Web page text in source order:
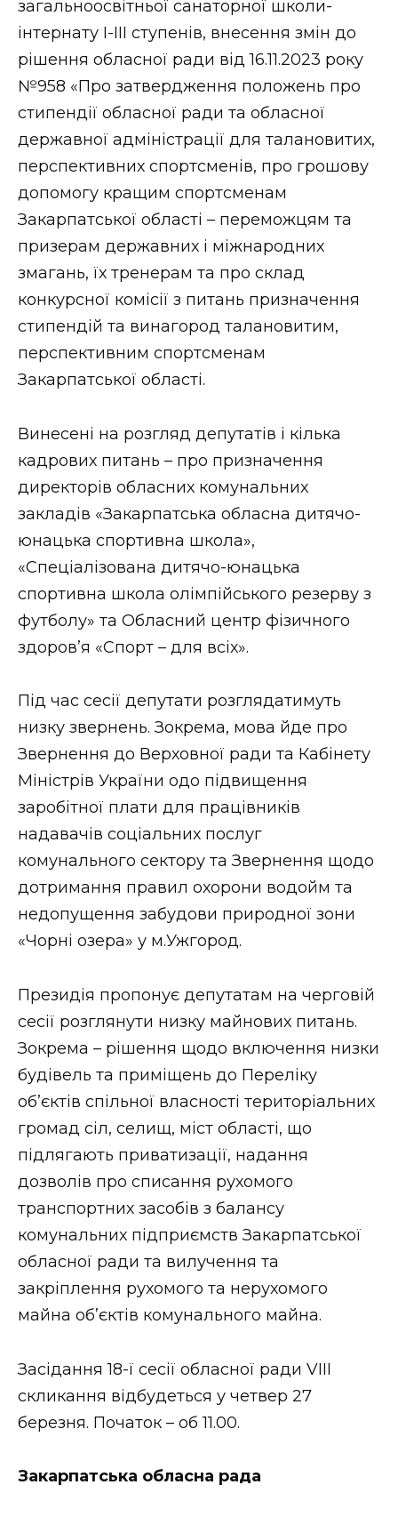
загальноосвітньої санаторної школи-
інтернату І-ІІІ ступенів, внесення змін до
рішення обласної ради від 16.11.2023 року
№958 «Про затвердження положень про
стипендії обласної ради та обласної
державної адміністрації для талановитих,
перспективних спортсменів, про грошову
допомогу кращим спортсменам
Закарпатської області – переможцям та
призерам державних і міжнародних
змагань, їх тренерам та про склад
конкурсної комісії з питань призначення
стипендій та винагород талановитим,
перспективним спортсменам
Закарпатської області.
Винесені на розгляд депутатів і кілька
кадрових питань – про призначення
директорів обласних комунальних
закладів «Закарпатська обласна дитячо-
юнацька спортивна школа»,
«Спеціалізована дитячо-юнацька
спортивна школа олімпійського резерву з
футболу» та Обласний центр фізичного
здоров’я «Спорт – для всіх».
Під час сесії депутати розглядатимуть
низку звернень. Зокрема, мова йде про
Звернення до Верховної ради та Кабінету
Міністрів України одо підвищення
заробітної плати для працівників
надавачів соціальних послуг
комунального сектору та Звернення щодо
дотримання правил охорони водойм та
недопущення забудови природної зони
«Чорні озера» у м.Ужгород.
Президія пропонує депутатам на черговій
сесії розглянути низку майнових питань.
Зокрема – рішення щодо включення низки
будівель та приміщень до Переліку
об’єктів спільної власності територіальних
громад сіл, селищ, міст області, що
підлягають приватизації, надання
дозволів про списання рухомого
транспортних засобів з балансу
комунальних підприємств Закарпатської
обласної ради та вилучення та
закріплення рухомого та нерухомого
майна об’єктів комунального майна.
Засідання 18-ї сесії обласної ради VІІІ
скликання відбудеться у четвер 27
березня. Початок – об 11.00.
Закарпатська обласна рада